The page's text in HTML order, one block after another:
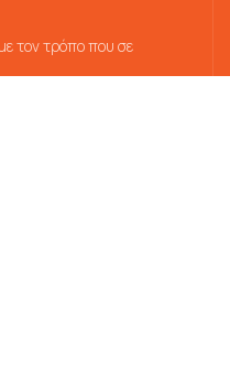
τον τρόπο που σε